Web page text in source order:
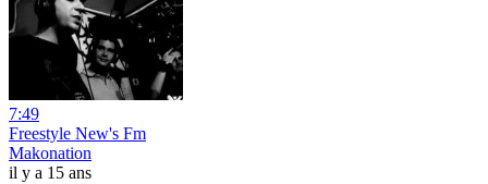
7:49
Freestyle New's Fm
Makonation
il y a 15 ans